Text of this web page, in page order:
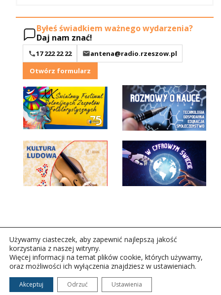
Byłeś świadkiem ważnego wydarzenia?
Daj nam znać!
17 222 22 22
antena@radio.rzeszow.pl
Otwórz formularz
Copyright © 2026Polskie Radio Rzeszów S.A. w likwidacj.
Wszelkie prawa zastrzeżone.
Używamy ciasteczek, aby zapewnić najlepszą jakość
korzystania z naszej witryny.
Więcej informacji na temat plików cookie, których używamy,
oraz możliwości ich wyłączenia znajdziesz w ustawieniach.
Akceptuj Odrzuć Ustawienia